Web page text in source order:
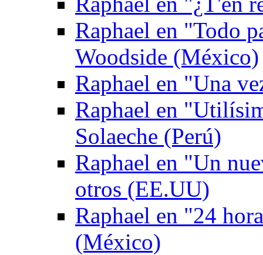
Raphael en "Todo
Woodside (México)
Raphael en "Una
Raphael en
Solaeche (Perú)
Raphael en "Un
otros (EE.UU)
Raphael en "24
(México)